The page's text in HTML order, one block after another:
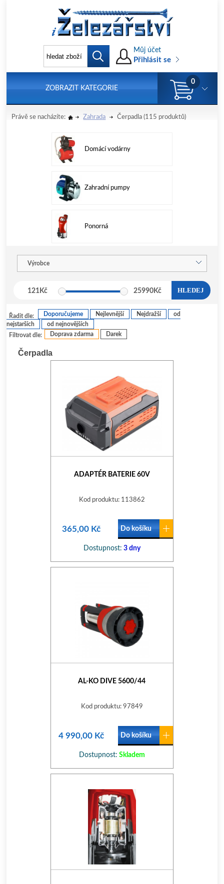
Můj účet
Přihlásit se
ZOBRAZIT KATEGORIE
0
Právě se nacházíte: Zahrada Čerpadla (115 produktů)
Domácí vodárny
Zahradní pumpy
Ponorná
Výrobce
121Kč 25990 Kč HLEDEJ
Filtrovat dle: Doprava zdarma Darek
Řadit dle: Doporučujeme Nejlevnější Nejdražší
od
nejstarších
od nejnovějších
Čerpadla
ADAPTÉR BATERIE 60V
Kod produktu: 113862
365,00 Kč Do košíku
Dostupnost: 3 dny
AL-KO DIVE 5600/44
Kod produktu: 97849
4 990,00 Kč Do košíku
Dostupnost: Skladem